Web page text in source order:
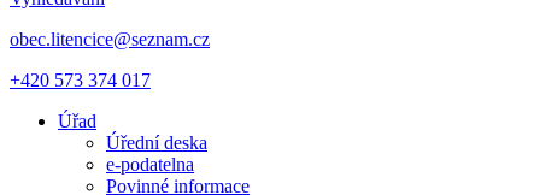
obec.litencice@seznam.cz
+420 573 374 017
Úřad
Úřední deska
e-podatelna
Povinné informace